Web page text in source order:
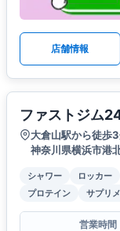
店舗情報
ファストジム
大倉山駅から徒歩
神奈川県横浜市港
シャワー ロッカー
プロテイン
サプリ
営業時間